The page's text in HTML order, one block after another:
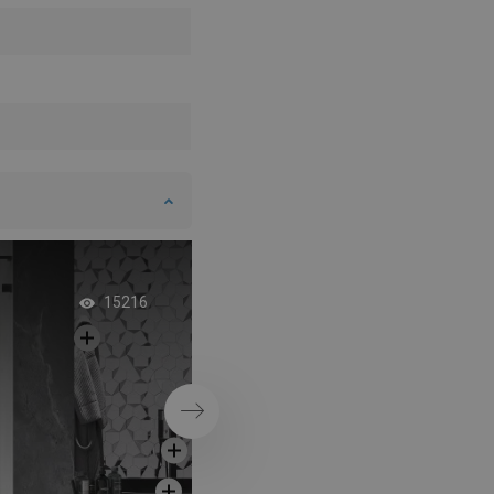
15216
Nästa